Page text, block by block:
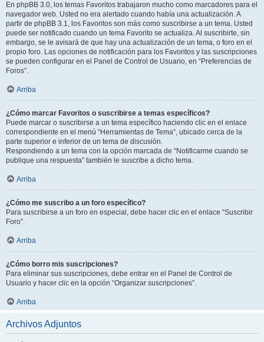
En phpBB 3.0, los temas Favoritos trabajaron mucho como marcadores para el
navegador web. Usted no era alertado cuando había una actualización. A
partir de phpBB 3.1, los Favoritos son más como suscribirse a un tema. Usted
puede ser notificado cuando un tema Favorito se actualiza. Al suscribirte, sin
embargo, se le avisará de que hay una actualización de un tema, o foro en el
propio foro. Las opciones de notificación para los Favoritos y las suscripciones
se pueden configurar en el Panel de Control de Usuario, en “Preferencias de
Foros”.
Arriba
¿Cómo marcar Favoritos o suscribirse a temas específicos?
Puede marcar o suscribirse a un tema específico haciendo clic en el enlace
correspondiente en el menú “Herramientas de Tema”, ubicado cerca de la
parte superior e inferior de un tema de discusión.
Respondiendo a un tema con la opción marcada de “Notificarme cuando se
publique una respuesta” también le suscribe a dicho tema.
Arriba
¿Cómo me suscribo a un foro específico?
Para suscribirse a un foro en especial, debe hacer clic en el enlace “Suscribir
Foro”.
Arriba
¿Cómo borro mis suscripciones?
Para eliminar sus suscripciones, debe entrar en el Panel de Control de
Usuario y hacer clic en la opción “Organizar suscripciones”.
Arriba
Archivos Adjuntos